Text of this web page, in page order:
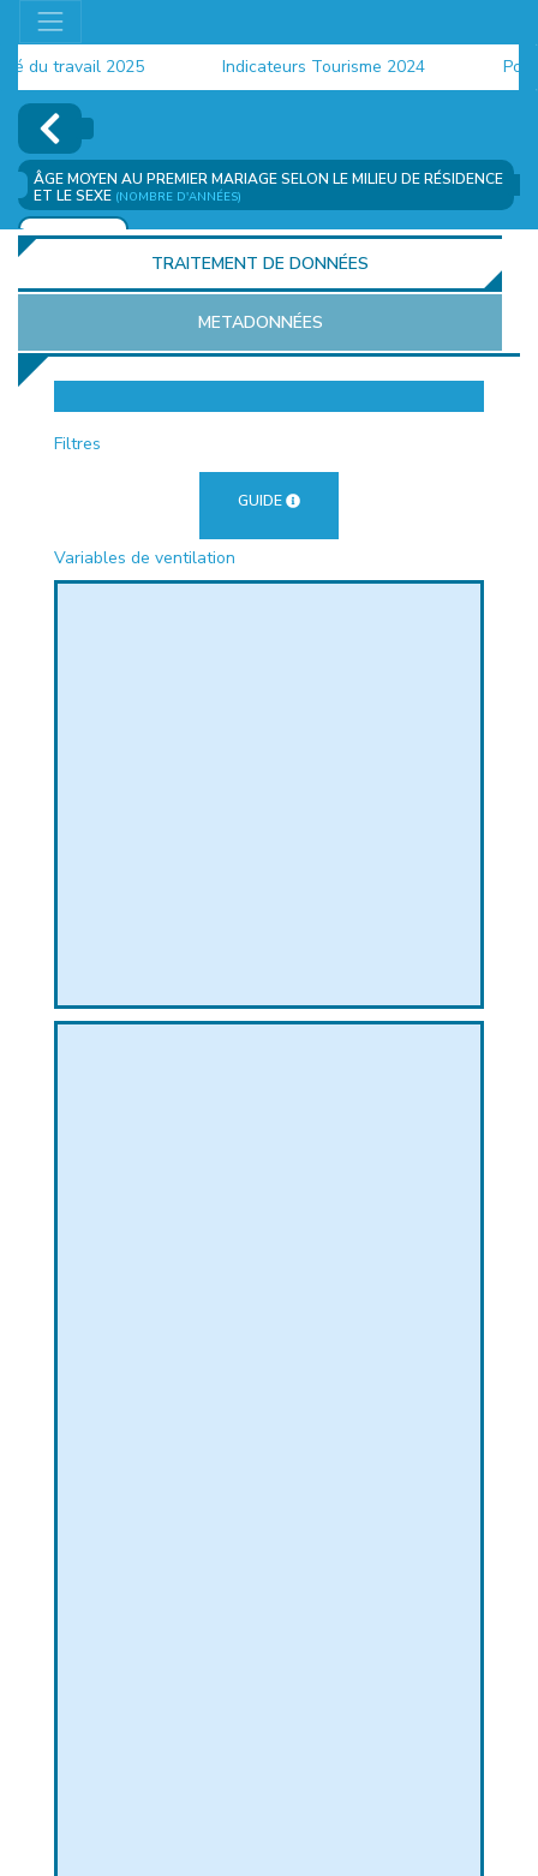
travail 2025 Indicateurs Tourisme 2024
ÂGE MOYEN AU PREMIER MARIAGE SELON LE MILIEU DE RÉSIDENCE
ET LE SEXE (NOMBRE D'ANNÉES)
AJOUTER
TRAITEMENT DE DONNÉES
METADONNÉES
Filtres
GUIDE
Variables de ventilation